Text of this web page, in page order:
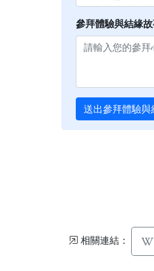
參拜體驗與結緣
送出參拜體驗與
相關連結：